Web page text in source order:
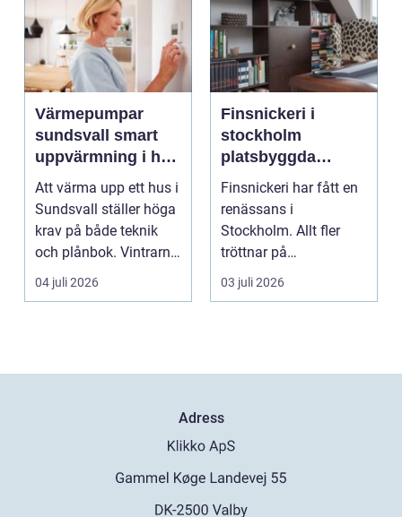
Värmepumpar
sundsvall smart
uppvärmning i hårt
klimat
Att värma upp ett hus i
Sundsvall ställer höga
krav på både teknik
och plånbok. Vintrarna
är långa, ...
04 juli 2026
Finsnickeri i
stockholm
platsbyggda
lösningar som
förändrar hemmet
Finsnickeri har fått en
renässans i
Stockholm. Allt fler
tröttnar på
standardlösningar och
vill i st...
03 juli 2026
Adress